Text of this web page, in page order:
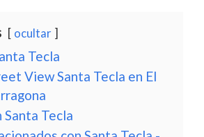
ocultar
Tecla
View Santa Tecla en El
Santa Tecla